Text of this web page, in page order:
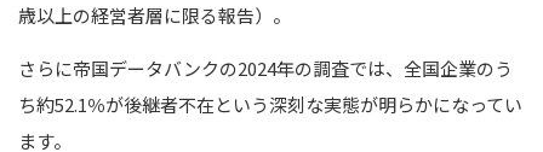
金融機関
M&Aマッチングサイト
まとめ
歳以上の経営者層に限る報告）。
さらに帝国データバンクの2024年の調査では、全国企業のう
ち約52.1％が後継者不在という深刻な実態が明らかになってい
ます。